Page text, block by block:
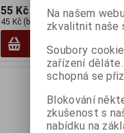
55 Kč
45 Kč (bez DPH:)
Na našem
zkvalitnit naše
Soubory
zařízení
schopná se
Blokování
zkušenost s
nabídku na